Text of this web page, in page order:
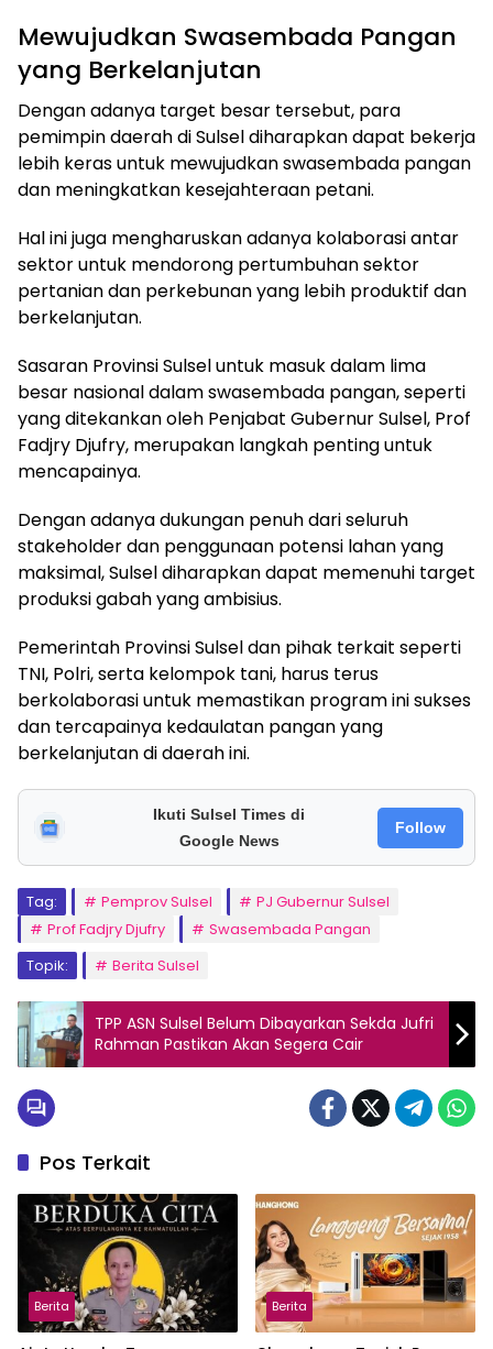
Mewujudkan Swasembada Pangan
yang Berkelanjutan
Dengan adanya target besar tersebut, para
pemimpin daerah di Sulsel diharapkan dapat bekerja
lebih keras untuk mewujudkan swasembada pangan
dan meningkatkan kesejahteraan petani.
Hal ini juga mengharuskan adanya kolaborasi antar
sektor untuk mendorong pertumbuhan sektor
pertanian dan perkebunan yang lebih produktif dan
berkelanjutan.
Sasaran Provinsi Sulsel untuk masuk dalam lima
besar nasional dalam swasembada pangan, seperti
yang ditekankan oleh Penjabat Gubernur Sulsel, Prof
Fadjry Djufry, merupakan langkah penting untuk
mencapainya.
Dengan adanya dukungan penuh dari seluruh
stakeholder dan penggunaan potensi lahan yang
maksimal, Sulsel diharapkan dapat memenuhi target
produksi gabah yang ambisius.
Pemerintah Provinsi Sulsel dan pihak terkait seperti
TNI, Polri, serta kelompok tani, harus terus
berkolaborasi untuk memastikan program ini sukses
dan tercapainya kedaulatan pangan yang
berkelanjutan di daerah ini.
Ikuti Sulsel Times di
Google News
Follow
Tag: Pemprov Sulsel
PJ Gubernur Sulsel
Prof Fadjry Djufry
Swasembada Pangan
Topik:
Berita Sulsel
TPP ASN Sulsel Belum Dibayarkan Sekda Jufri
Rahman Pastikan Akan Segera Cair
Pos Terkait
Berita Berita